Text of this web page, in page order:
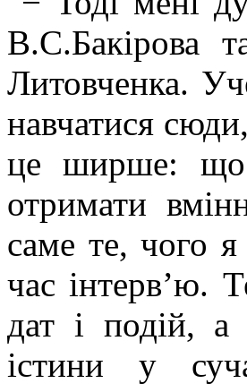
В.С.Бакірова
Литовченка.
навчатися
це ширше: що
отримати
саме те, чого я
час інтерв’ю.
дат і подій,
істини у